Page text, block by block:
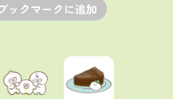
ックマークに追加